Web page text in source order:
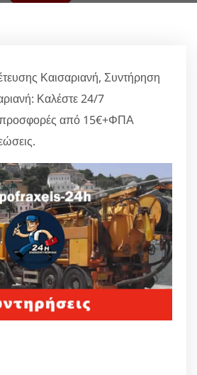
Καισαριανή, Συντήρηση
Καλέστε 24/7
από 15€+ΦΠΑ